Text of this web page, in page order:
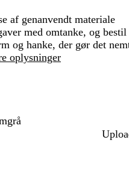
af genanvendt materiale
med omtanke, og
og hanke, der gør det
oplysninger